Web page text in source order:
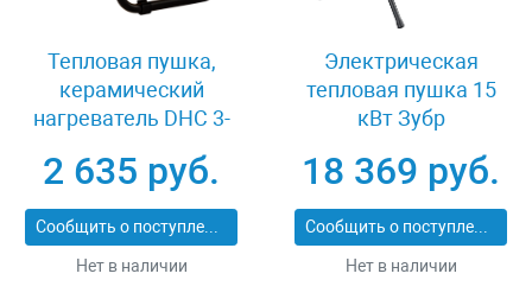
Тепловая пушка,
керамический
нагреватель DHC 3-
кВт Denzel 96431
2 635 руб.
Сообщить о поступлении
Нет в наличии
Электрическая
тепловая пушка 15
кВт Зубр
18 369 руб.
Сообщить о поступлении
Нет в наличии